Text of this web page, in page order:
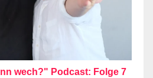
wech?" Podcast: Folge 7